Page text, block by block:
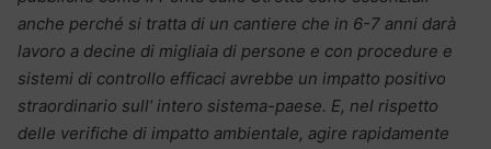
anche perché si tratta di un cantiere che in 6-7 anni darà
lavoro a decine di migliaia di persone e con procedure e
sistemi di controllo efficaci avrebbe un impatto positivo
straordinario sull’ intero sistema-paese. E, nel rispetto
delle verifiche di impatto ambientale, agire rapidamente